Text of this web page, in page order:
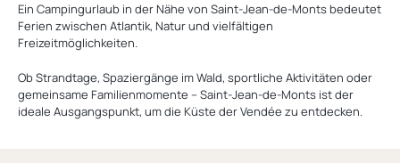
Ein Campingurlaub in der Nähe von Saint-Jean-de-Monts bedeutet
Ferien zwischen Atlantik, Natur und vielfältigen
Freizeitmöglichkeiten.
Ob Strandtage, Spaziergänge im Wald, sportliche Aktivitäten oder
gemeinsame Familienmomente – Saint-Jean-de-Monts ist der
ideale Ausgangspunkt, um die Küste der Vendée zu entdecken.